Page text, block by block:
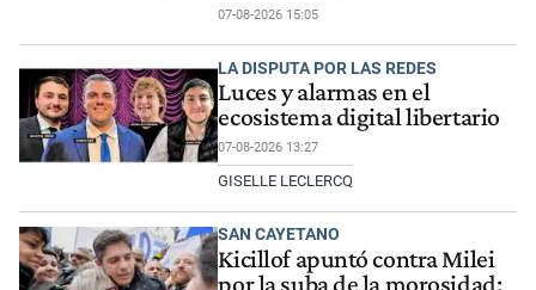
07-08-2026 15:05
LA DISPUTA POR LAS REDES
Luces y alarmas en el
ecosistema digital libertario
07-08-2026 13:27
GISELLE LECLERCQ
SAN CAYETANO
Kicillof apuntó contra Milei
por la suba de la morosidad: